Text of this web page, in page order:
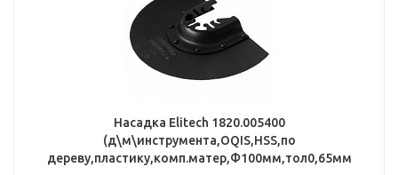
Насадка Elitech 1820.005400
(д\м\инструмента,OQIS,HSS,по
дереву,пластику,комп.матер,Ф100мм,тол0,65мм